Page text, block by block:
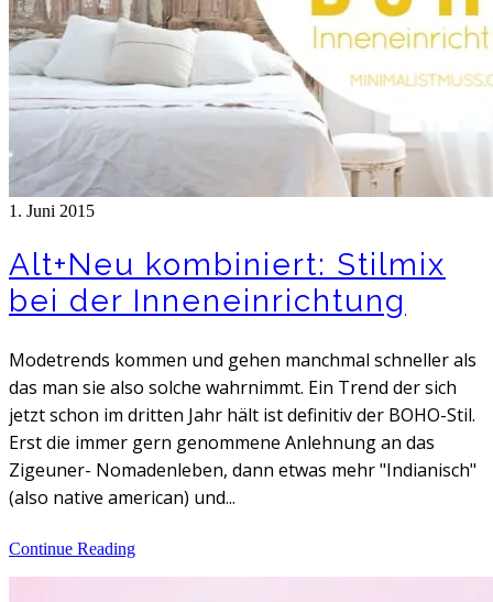
1. Juni 2015
Alt+Neu kombiniert: Stilmix
bei der Inneneinrichtung
Modetrends kommen und gehen manchmal schneller als
das man sie also solche wahrnimmt. Ein Trend der sich
jetzt schon im dritten Jahr hält ist definitiv der BOHO-Stil.
Erst die immer gern genommene Anlehnung an das
Zigeuner- Nomadenleben, dann etwas mehr "Indianisch"
(also native american) und...
Continue Reading